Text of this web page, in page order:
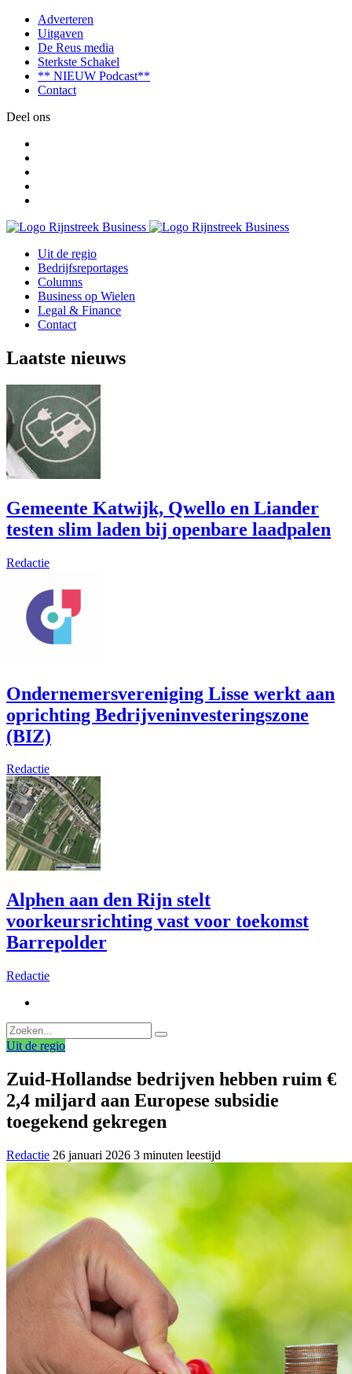
Adverteren
Uitgaven
De Reus media
Sterkste Schakel
** NIEUW Podcast**
Contact
Deel ons
Uit de regio
Bedrijfsreportages
Columns
Business op Wielen
Legal & Finance
Contact
Laatste nieuws
Gemeente Katwijk, Qwello en Liander
testen slim laden bij openbare laadpalen
Redactie
Ondernemersvereniging Lisse werkt aan
oprichting Bedrijveninvesteringszone
(BIZ)
Redactie
Alphen aan den Rijn stelt
voorkeursrichting vast voor toekomst
Barrepolder
Redactie
Uit de regio
Zuid-Hollandse bedrijven hebben ruim €
2,4 miljard aan Europese subsidie
toegekend gekregen
Redactie 26 januari 2026 3 minuten leestijd